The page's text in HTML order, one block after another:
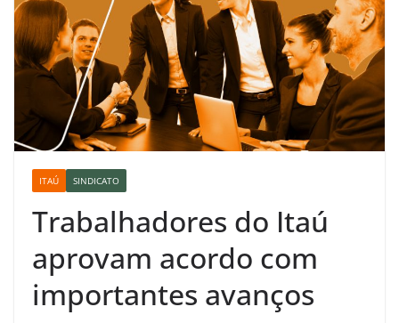
ITAÚ SINDICATO
Trabalhadores do Itaú
aprovam acordo com
importantes avanços